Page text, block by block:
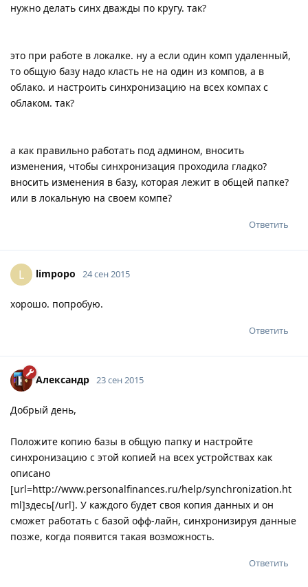
нужно делать синх дважды по кругу. так?
это при работе в локалке. ну а если один комп удаленный,
то общую базу надо класть не на один из компов, а в
облако. и настроить синхронизацию на всех компах с
облаком. так?
а как правильно работать под админом, вносить
изменения, чтобы синхронизация проходила гладко?
вносить изменения в базу, которая лежит в общей папке?
или в локальную на своем компе?
Ответить
L limpopo 24 сен 2015
хорошо. попробую.
Ответить
Александр 23 сен 2015
Добрый день,
Положите копию базы в общую папку и настройте
синхронизацию с этой копией на всех устройствах как
описано
[url=http://www.personalfinances.ru/help/synchronization.ht
ml]здесь[/url]. У каждого будет своя копия данных и он
сможет работать с базой офф-лайн, синхронизируя данные
позже, когда появится такая возможность.
Ответить